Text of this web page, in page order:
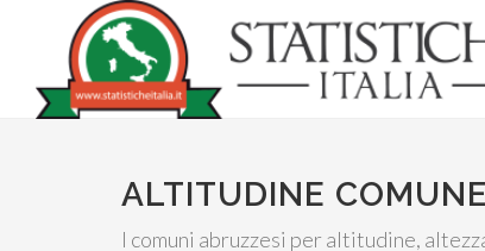
ALTITUDINE
I comuni abruzzesi per altitudine,